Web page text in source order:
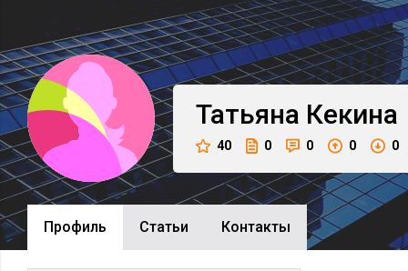
Татьяна Кекина
40 0 0 0 0
Профиль Cтатьи Контакты